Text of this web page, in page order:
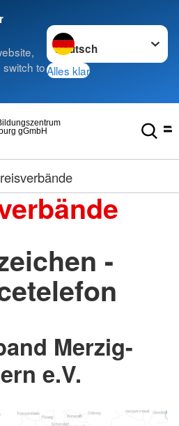
to
Sprache wechseln zu
Alles klar
gGmbH
-
Merzig-
e.V.